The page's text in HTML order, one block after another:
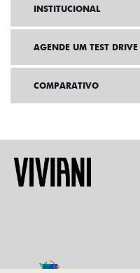
INSTITUCIONAL
AGENDE UM TEST DRIVE
COMPARATIVO